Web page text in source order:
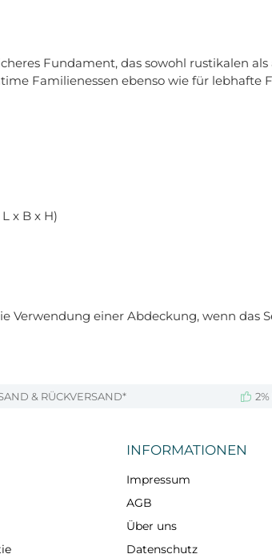
Fundament, das sowohl rustikalen
Familienessen ebenso wie für lebhafte
x B x H)
einer Abdeckung, wenn das
& RÜCKVERSAND*
INFORMATIONEN
Impressum
AGB
Über uns
Datenschutz